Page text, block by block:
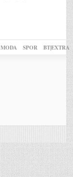
MODA SPOR BT|EXTRA